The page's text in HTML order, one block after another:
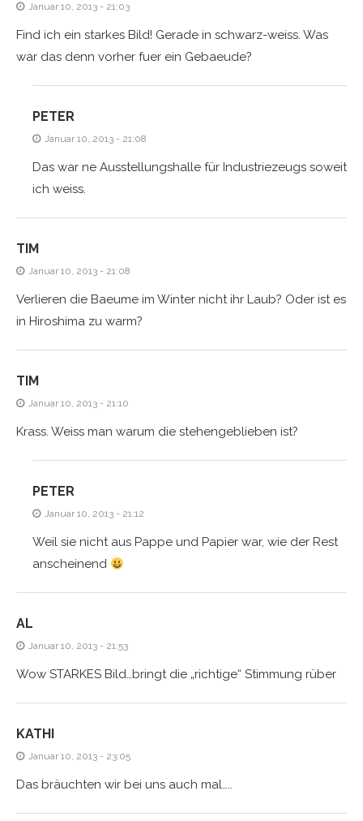
Januar 10, 2013 - 21:03
Find ich ein starkes Bild! Gerade in schwarz-weiss. Was
war das denn vorher fuer ein Gebaeude?
PETER
Januar 10, 2013 - 21:08
Das war ne Ausstellungshalle für Industriezeugs soweit
ich weiss.
TIM
Januar 10, 2013 - 21:08
Verlieren die Baeume im Winter nicht ihr Laub? Oder ist es
in Hiroshima zu warm?
TIM
Januar 10, 2013 - 21:10
Krass. Weiss man warum die stehengeblieben ist?
PETER
Januar 10, 2013 - 21:12
Weil sie nicht aus Pappe und Papier war, wie der Rest
anscheinend
AL
Januar 10, 2013 - 21:53
Wow STARKES Bild…bringt die „richtige“ Stimmung rüber
KATHI
Januar 10, 2013 - 23:05
Das bräuchten wir bei uns auch mal…..